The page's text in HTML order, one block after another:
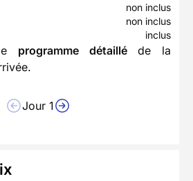
non inclus
non inclus
inclus
programme détailléde la
Jour 1